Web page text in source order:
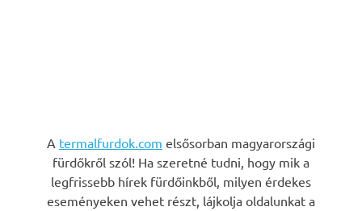
A termalfurdok.com elsősorban magyarországi
fürdőkről szól! Ha szeretné tudni, hogy mik a
legfrissebb hírek fürdőinkből, milyen érdekes
eseményeken vehet részt, lájkolja oldalunkat a